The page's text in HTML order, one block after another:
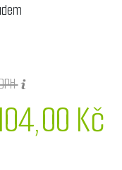
Kč